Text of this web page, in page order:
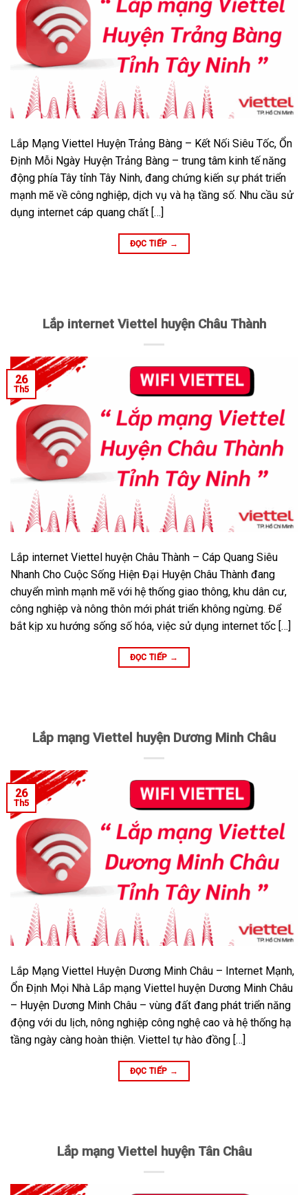
Lắp Mạng Viettel Huyện Trảng Bàng – Kết Nối Siêu Tốc, Ổn
Định Mỗi Ngày Huyện Trảng Bàng – trung tâm kinh tế năng
động phía Tây tỉnh Tây Ninh, đang chứng kiến sự phát triển
mạnh mẽ về công nghiệp, dịch vụ và hạ tầng số. Nhu cầu sử
dụng internet cáp quang chất […]
ĐỌC TIẾP →
Lắp internet Viettel huyện Châu Thành
26
Th5
Lắp internet Viettel huyện Châu Thành – Cáp Quang Siêu
Nhanh Cho Cuộc Sống Hiện Đại Huyện Châu Thành đang
chuyển mình mạnh mẽ với hệ thống giao thông, khu dân cư,
công nghiệp và nông thôn mới phát triển không ngừng. Để
bắt kịp xu hướng sống số hóa, việc sử dụng internet tốc […]
ĐỌC TIẾP →
Lắp mạng Viettel huyện Dương Minh Châu
26
Th5
Lắp Mạng Viettel Huyện Dương Minh Châu – Internet Mạnh,
Ổn Định Mọi Nhà Lắp mạng Viettel huyện Dương Minh Châu
– Huyện Dương Minh Châu – vùng đất đang phát triển năng
động với du lịch, nông nghiệp công nghệ cao và hệ thống hạ
tầng ngày càng hoàn thiện. Viettel tự hào đồng […]
ĐỌC TIẾP →
Lắp mạng Viettel huyện Tân Châu